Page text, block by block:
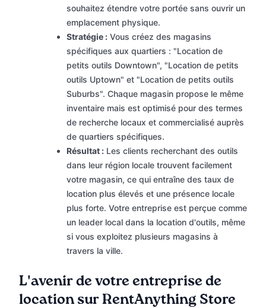
souhaitez étendre votre portée sans ouvrir un
emplacement physique.
Stratégie : Vous créez des magasins
spécifiques aux quartiers : "Location de
petits outils Downtown", "Location de petits
outils Uptown" et "Location de petits outils
Suburbs". Chaque magasin propose le même
inventaire mais est optimisé pour des termes
de recherche locaux et commercialisé auprès
de quartiers spécifiques.
Résultat : Les clients recherchant des outils
dans leur région locale trouvent facilement
votre magasin, ce qui entraîne des taux de
location plus élevés et une présence locale
plus forte. Votre entreprise est perçue comme
un leader local dans la location d'outils, même
si vous exploitez plusieurs magasins à
travers la ville.
L'avenir de votre entreprise de
location sur RentAnything Store